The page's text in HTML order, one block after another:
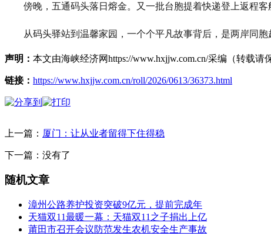
傍晚，五通码头落日熔金。又一批台胞提着快递登上返程客
从码头驿站到温馨家园，一个个平凡故事背后，是两岸同
声明： 本文由海峡经济网https://www.hxjjw.com.cn/采编（转载请
链接： https://www.hxjjw.com.cn/roll/2026/0613/36373.html
上一篇： 厦门：让从业者留得下住得稳
下一篇：没有了
随机文章
漳州公路养护投资突破9亿元，提前完成年
天猫双11最暖一幕：天猫双11之子捐出上亿
莆田市召开会议防范发生农机安全生产事故